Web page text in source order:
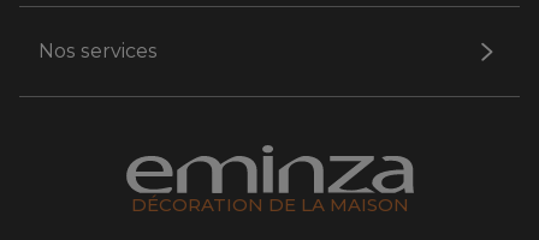
Nos services
DÉCORATION DE LA MAISON